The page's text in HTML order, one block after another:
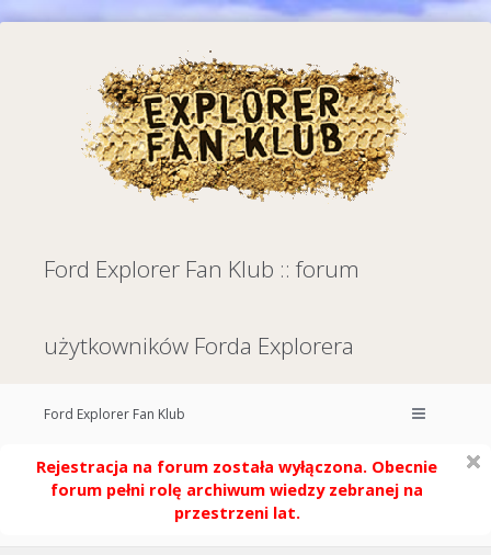
Ford Explorer Fan Klub :: forum
użytkowników Forda Explorera
Ford Explorer Fan Klub
Rejestracja na forum została wyłączona. Obecnie
forum pełni rolę archiwum wiedzy zebranej na
przestrzeni lat.